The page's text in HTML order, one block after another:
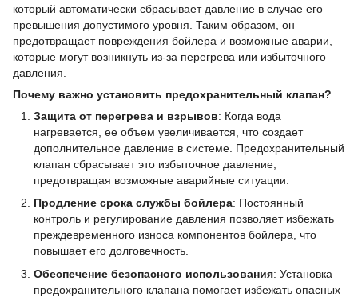
который автоматически сбрасывает давление в случае его
превышения допустимого уровня. Таким образом, он
предотвращает повреждения бойлера и возможные аварии,
которые могут возникнуть из-за перегрева или избыточного
давления.
Почему важно установить предохранительный клапан?
Защита от перегрева и взрывов: Когда вода
нагревается, ее объем увеличивается, что создает
дополнительное давление в системе. Предохранительный
клапан сбрасывает это избыточное давление,
предотвращая возможные аварийные ситуации.
Продление срока службы бойлера: Постоянный
контроль и регулирование давления позволяет избежать
преждевременного износа компонентов бойлера, что
повышает его долговечность.
Обеспечение безопасного использования: Установка
предохранительного клапана помогает избежать опасных